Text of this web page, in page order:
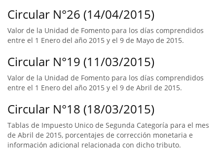
Circular N°26 (14/04/2015)
Valor de la Unidad de Fomento para los días comprendidos
entre el 1 Enero del año 2015 y el 9 de Mayo de 2015.
Circular N°19 (11/03/2015)
Valor de la Unidad de Fomento para los días comprendidos
entre el 1 Enero del año 2015 y el 9 de Abril de 2015.
Circular N°18 (18/03/2015)
Tablas de Impuesto Unico de Segunda Categoría para el mes
de Abril de 2015, porcentajes de corrección monetaria e
información adicional relacionada con dicho tributo.